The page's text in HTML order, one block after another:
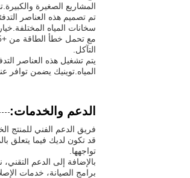
المشاريع الصغيرة
تم تصميم هذه العناصر
سخانات المياه
التآكل.
يتم تشغيل هذه العناصر
المياه.توينيك يضمن توافر
الدعم والخدمات:
فريق الدعم الفني للمنتج
قد تكون لديك فيما يتعلق
تواجهها.
بالإضافة إلى الدعم
برامج الصيانة، خدمات